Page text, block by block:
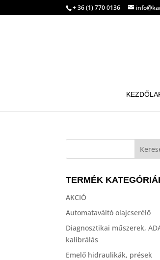
+ 36 (1) 770 0136
TERMÉK
AKCIÓ
Automataváltó olajcserélő
Diagnosztikai műszerek,
kalibrálás
Emelő hidraulikák, prések